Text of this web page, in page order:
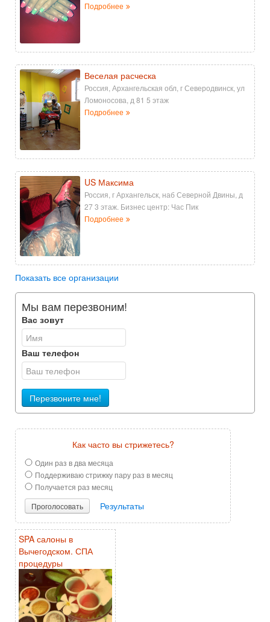
Подробнее
Веселая расческа
Россия, Архангельская обл, г Северодвинск, ул
Ломоносова, д 81 5 этаж
Подробнее
US Максима
Россия, г Архангельск, наб Северной Двины, д
27 3 этаж. Бизнес центр: Час Пик
Подробнее
Показать все организации
Мы вам перезвоним!
Вас зовут
Ваш телефон
Перезвоните мне!
Как часто вы стрижетесь?
Один раз в два месяца
Поддерживаю стрижку пару раз в месяц
Получается раз месяц
Проголосовать
Результаты
SPA салоны в
Вычегодском. СПА
процедуры